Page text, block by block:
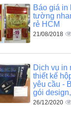
Báo giá in
tường
rẻ HCM
21/08/2018
Dịch vụ in
thiết kế
yêu cầu -
gói
26/12/2020